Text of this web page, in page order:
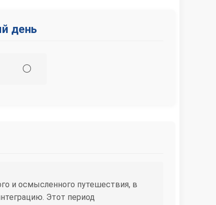
день
⚪
и осмысленного путешествия, в
Этот период